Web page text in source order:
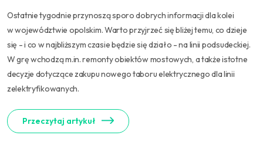
Ostatnie tygodnie przynoszą sporo dobrych informacji dla kolei
w województwie opolskim. Warto przyjrzeć się bliżej temu, co dzieje
się - i co w najbliższym czasie będzie się działo - na linii podsudeckiej.
W grę wchodzą m.in. remonty obiektów mostowych, a także istotne
decyzje dotyczące zakupu nowego taboru elektrycznego dla linii
zelektryfikowanych.
Przeczytaj artykuł